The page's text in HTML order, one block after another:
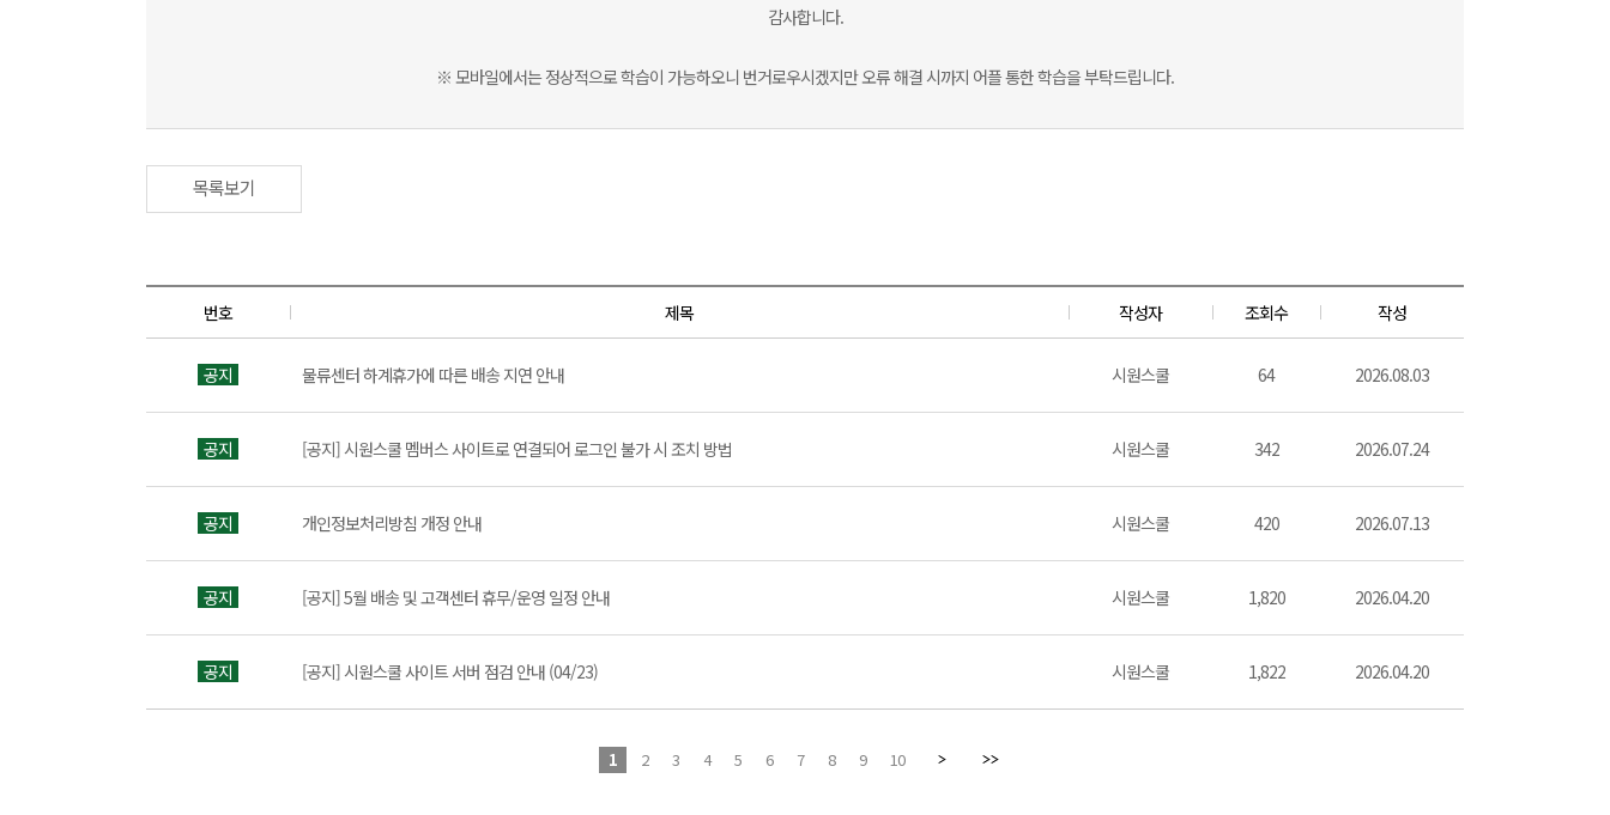
감사합니다.
※ 모바일에서는 정상적으로 학습이 가능하오니 번거로우시겠지만 오류 해결 시까지 어플 통한 학습을 부탁드립니다.
목록보기
번호 제목 작성자 조회수 작성
공지 물류센터 하계휴가에 따른 배송 지연 안내 시원스쿨 64 2026.08.03
공지 [공지] 시원스쿨 멤버스 사이트로 연결되어 로그인 불가 시 조치 방법 시원스쿨 342 2026.07.24
공지 개인정보처리방침 개정 안내 시원스쿨 420 2026.07.13
공지 [공지] 5월 배송 및 고객센터 휴무/운영 일정 안내 시원스쿨 1,820 2026.04.20
공지 [공지] 시원스쿨 사이트 서버 점검 안내 (04/23) 시원스쿨 1,822 2026.04.20
1 2 3 4 5 6 7 8 9 10